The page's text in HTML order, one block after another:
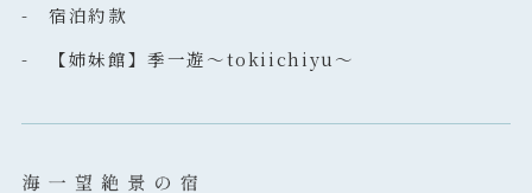
- 宿泊約款
- 【姉妹館】季一遊～tokiichiyu～